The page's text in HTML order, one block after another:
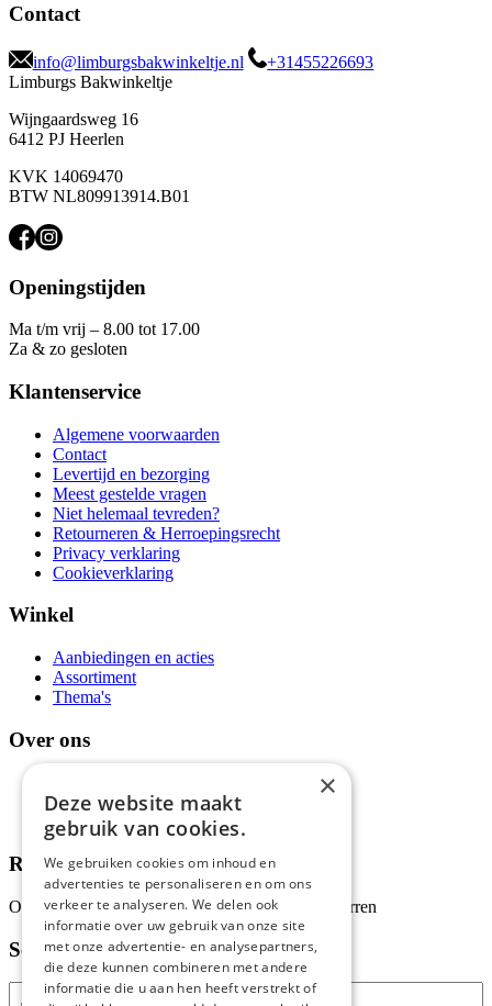
Contact
info@limburgsbakwinkeltje.nl
+31455226693
Limburgs Bakwinkeltje
Wijngaardsweg 16
6412 PJ Heerlen
KVK 14069470
BTW NL809913914.B01
Openingstijden
Ma t/m vrij – 8.00 tot 17.00
Za & zo gesloten
Klantenservice
Algemene voorwaarden
Contact
Levertijd en bezorging
Meest gestelde vragen
Niet helemaal tevreden?
Retourneren & Herroepingsrecht
Privacy verklaring
Cookieverklaring
Winkel
Aanbiedingen en acties
Assortiment
Thema's
Over ons
Recepten
Tips
Recensies
Onze klanten waarderen ons met 4.9 van de 5 sterren
Schrijf je in voor onze nieuwsbrief
×
Deze website maakt
gebruik van cookies.
We gebruiken cookies om inhoud en
advertenties te personaliseren en om ons
verkeer te analyseren. We delen ook
informatie over uw gebruik van onze site
met onze advertentie- en analysepartners,
die deze kunnen combineren met andere
informatie die u aan hen heeft verstrekt of